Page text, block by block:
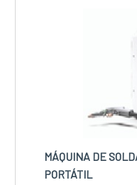
MÁQUINA DE
PORTÁTIL